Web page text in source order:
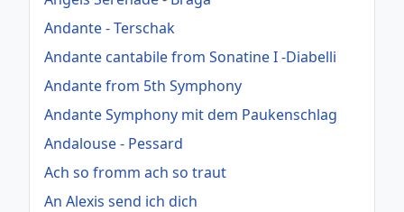
Andante - Terschak
Andante cantabile from Sonatine I -Diabelli
Andante from 5th Symphony
Andante Symphony mit dem Paukenschlag
Andalouse - Pessard
Ach so fromm ach so traut
An Alexis send ich dich